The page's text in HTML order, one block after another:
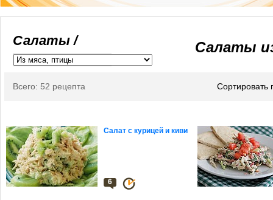
Салаты / Салаты
Сортировать
Всего: 52 рецепта
Cалат с курицей и киви
6